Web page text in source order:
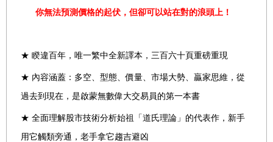
你無法預測價格的起伏，但卻可以站在對的浪頭上！
★ 睽違百年，唯一繁中全新譯本，三百六十頁重磅重現
★ 內容涵蓋：多空、型態、價量、市場大勢、贏家思維，從
過去到現在，是啟蒙無數偉大交易員的第一本書
★ 全面理解股市技術分析始祖「道氏理論」的代表作，新手
用它觸類旁通，老手拿它趨吉避凶